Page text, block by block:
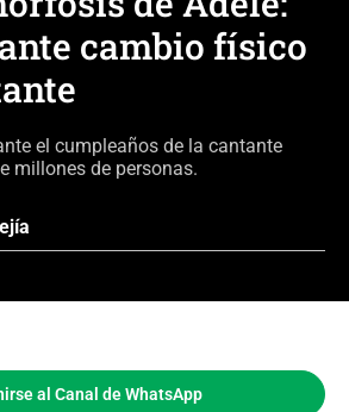
cambio físico
el cumpleaños de la cantante
millones de personas.
al Canal de WhatsApp